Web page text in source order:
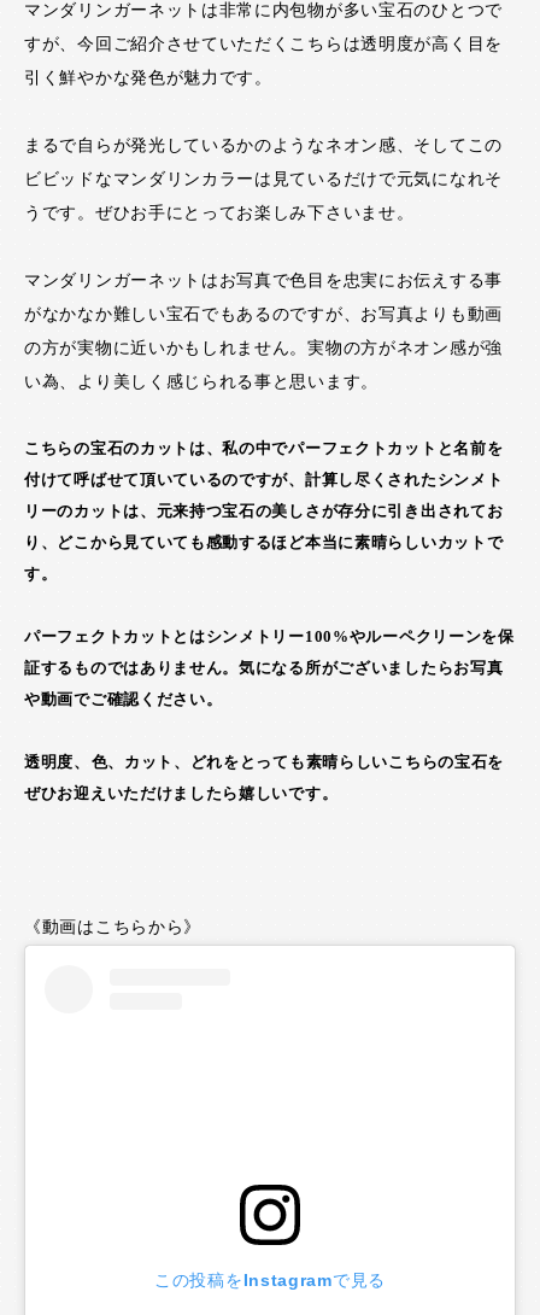
マンダリンガーネットは非常に内包物が多い宝石のひとつで
すが、今回ご紹介させていただくこちらは透明度が高く目を
引く鮮やかな発色が魅力です。
まるで自らが発光しているかのようなネオン感、そしてこの
ビビッドなマンダリンカラーは見ているだけで元気になれそ
うです。ぜひお手にとってお楽しみ下さいませ。
マンダリンガーネットはお写真で色目を忠実にお伝えする事
がなかなか難しい宝石でもあるのですが、お写真よりも動画
の方が実物に近いかもしれません。実物の方がネオン感が強
い為、より美しく感じられる事と思います。
こちらの宝石のカットは、私の中でパーフェクトカットと名前を
付けて呼ばせて頂いているのですが、計算し尽くされたシンメト
リーのカットは、元来持つ宝石の美しさが存分に引き出されてお
り、どこから見ていても感動するほど本当に素晴らしいカットで
す。
パーフェクトカットとはシンメトリー100%やルーペクリーンを保
証するものではありません。気になる所がございましたらお写真
や動画でご確認ください。
透明度、色、カット、どれをとっても素晴らしいこちらの宝石を
ぜひお迎えいただけましたら嬉しいです。
《動画はこちらから》
この投稿をInstagramで見る